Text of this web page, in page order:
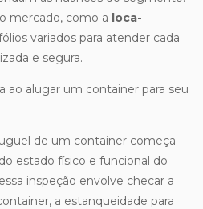
mercado, como a loca-
variados para atender cada
e segura.
ao alugar um container para seu
de um container começa
estado físico e funcional do
inspeção envolve checar a
a estanqueidade para